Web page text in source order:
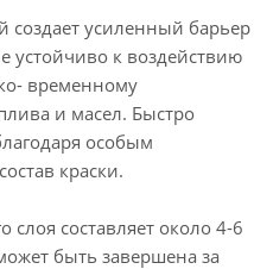
создает усиленный барьер
устойчиво к воздействию
временному
и масел. Быстро
особым
краски.
слоя составляет около 4-6
быть завершена за